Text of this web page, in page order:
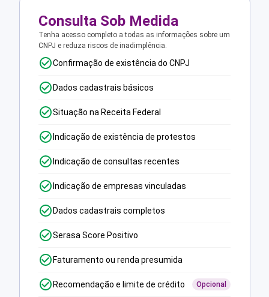
Consulta Sob Medida
Tenha acesso completo a todas as informações sobre um
CNPJ e reduza riscos de inadimplência.
Confirmação de existência do CNPJ
Dados cadastrais básicos
Situação na Receita Federal
Indicação de existência de protestos
Indicação de consultas recentes
Indicação de empresas vinculadas
Dados cadastrais completos
Serasa Score Positivo
Faturamento ou renda presumida
Recomendação e limite de crédito Opcional